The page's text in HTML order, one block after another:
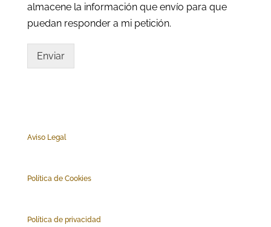
almacene la información que envío para que
puedan responder a mi petición.
Enviar
Aviso Legal
Política de Cookies
Política de privacidad